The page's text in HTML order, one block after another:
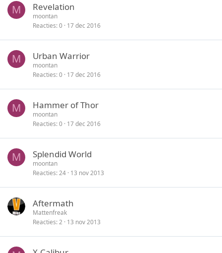
M Revelation
moontan
Reacties 0 17 dec 2016
M Urban Warrior
moontan
Reacties 0 17 dec 2016
M Hammer of Thor
moontan
Reacties 0 17 dec 2016
M Splendid World
moontan
Reacties 24 13 nov 2013
Aftermath
Mattenfreak
Reacties 2 13 nov 2013